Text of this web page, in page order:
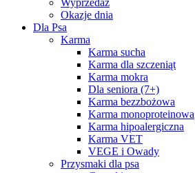
Wyprzedaż
Okazje dnia
Dla Psa
Karma
Karma sucha
Karma dla szczeniąt
Karma mokra
Dla seniora (7+)
Karma bezzbożowa
Karma monoproteinowa
Karma hipoalergiczna
Karma VET
VEGE i Owady
Przysmaki dla psa